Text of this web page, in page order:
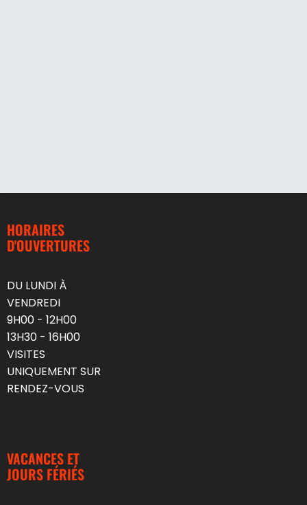
HORAIRES
D'OUVERTURES
DU LUNDI À
VENDREDI
9H00 - 12H00
13H30 - 16H00
VISITES
UNIQUEMENT SUR
RENDEZ-VOUS
VACANCES ET
JOURS FÉRIÉS